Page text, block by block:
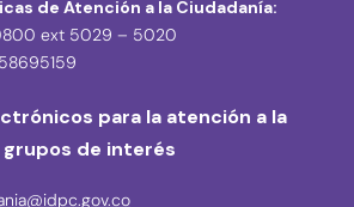
de Atención a la Ciudadanía:
ext 5029 – 5020
para la atención a la
de interés